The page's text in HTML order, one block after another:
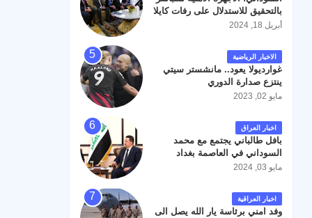
رحمته ، و انا لله وانا اليه راجعون .
بالتحقيق للاستدلال على رفات كايلا
مولر
أبريل 18, 2024
الاخبار الرياضية
غوارديولا يعود.. مانشستر سيتي
ينتزع صدارة الدوري
مايو 02, 2023
اخبار العراق
بافل طالباني يجتمع مع محمد
السوداني في العاصمة بغداد
مايو 03, 2024
اخبار العراقية
وفد امني برئاسة يار الله يصل الى